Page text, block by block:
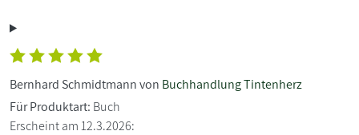
Bernhard Schmidtmann von Buchhandlung Tintenherz
Für Produktart: Buch
Erscheint am 12.3.2026: